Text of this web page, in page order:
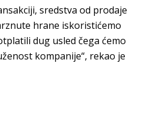
sredstva od prodaje
hrane iskoristićemo
dug usled čega ćemo
kompanije“, rekao je